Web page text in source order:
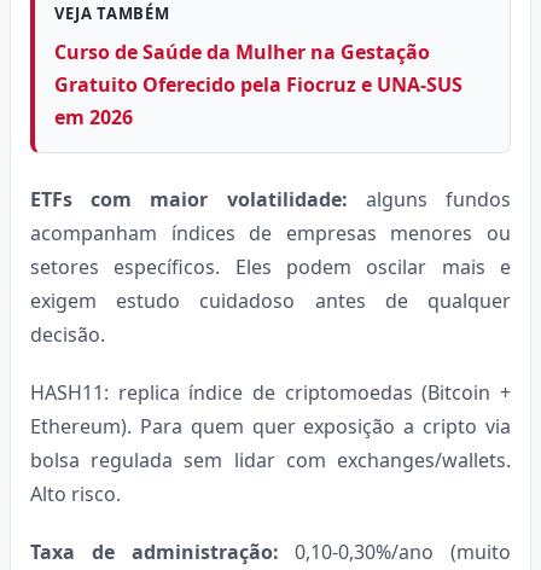
VEJA TAMBÉM
Curso de Saúde da Mulher na Gestação
Gratuito Oferecido pela Fiocruz e UNA-SUS
em 2026
ETFs com maior volatilidade: alguns fundos
acompanham índices de empresas menores ou
setores específicos. Eles podem oscilar mais e
exigem estudo cuidadoso antes de qualquer
decisão.
HASH11: replica índice de criptomoedas (Bitcoin +
Ethereum). Para quem quer exposição a cripto via
bolsa regulada sem lidar com exchanges/wallets.
Alto risco.
Taxa de administração: 0,10-0,30%/ano (muito